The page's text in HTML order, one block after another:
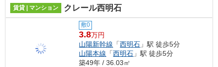
賃貸 | マンション クレール西明石
敷0
3.8万円
山陽新幹線 「西明石 」駅 徒歩5分
山陽本線 「西明石 」駅 徒歩5分
築49年 / 36.03㎡